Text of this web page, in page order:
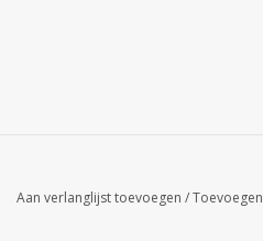
Aan verlanglijst toevoegen /